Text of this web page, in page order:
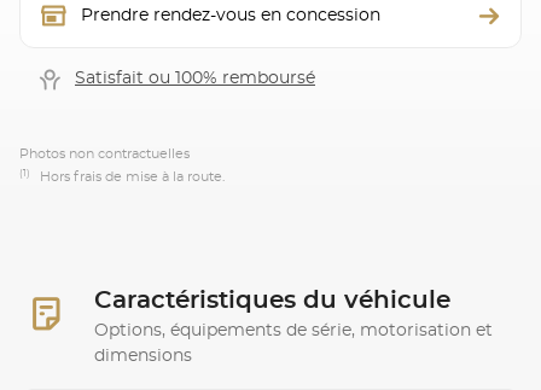
Prendre rendez-vous en concession
Satisfait ou 100% remboursé
Photos non contractuelles
(1) Hors frais de mise à la route.
Caractéristiques du véhicule
Options, équipements de série, motorisation et
dimensions